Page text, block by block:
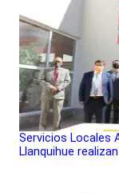
Servicios Locales
Llanquihue